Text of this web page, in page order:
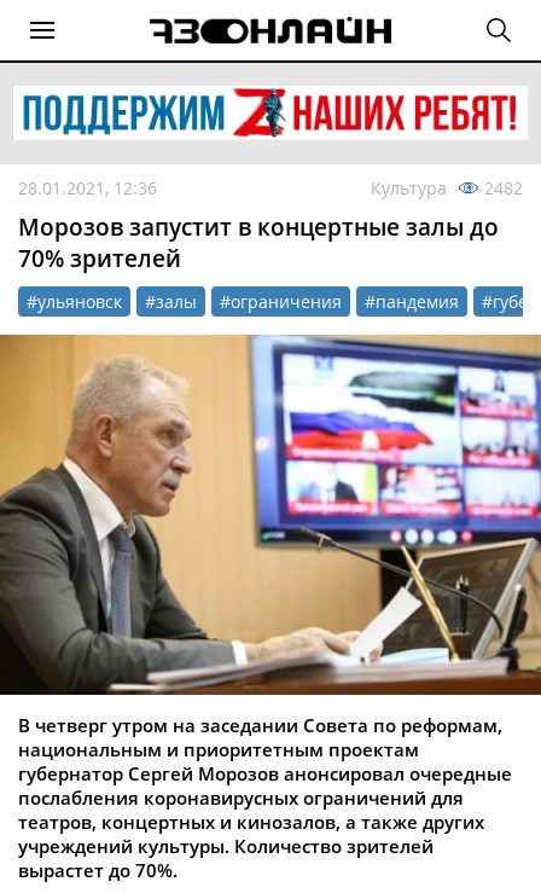
28.01.2021, 12:36 Культура 2482
Морозов запустит в концертные залы до
70% зрителей
#ульяновск #залы #ограничения #пандемия
В четверг утром на заседании Совета по реформам,
национальным и приоритетным проектам
губернатор Сергей Морозов анонсировал очередные
послабления коронавирусных ограничений для
театров, концертных и кинозалов, а также других
учреждений культуры. Количество зрителей
вырастет до 70%.